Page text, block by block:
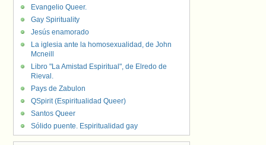
Evangelio Queer.
Gay Spirituality
Jesús enamorado
La iglesia ante la homosexualidad, de John
Mcneill
Libro "La Amistad Espiritual", de Elredo de
Rieval.
Pays de Zabulon
QSpirit (Espiritualidad Queer)
Santos Queer
Sólido puente. Espiritualidad gay